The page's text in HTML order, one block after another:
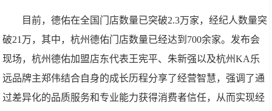
目前，德佑在全国门店数量已突破2.3万家，经纪人数量突
破21万，其中，杭州德佑门店数量已经达到700余家。发布会
现场，杭州德佑加盟店东代表王宪平、朱新强以及杭州KA乐
远品牌主郑伟结合自身的成长历程分享了经营智慧，强调了通
过差异化的品质服务和专业能力获得消费者信任，从而实现经